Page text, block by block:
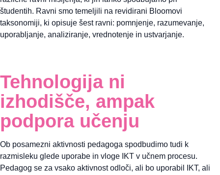
študentih. Ravni smo temeljili na revidirani Bloomovi
taksonomiji, ki opisuje šest ravni: pomnjenje, razumevanje,
uporabljanje, analiziranje, vrednotenje in ustvarjanje.
Tehnologija ni
izhodišče, ampak
podpora učenju
Ob posamezni aktivnosti pedagoga spodbudimo tudi k
razmisleku glede uporabe in vloge IKT v učnem procesu.
Pedagog se za vsako aktivnost odloči, ali bo uporabil IKT, ali